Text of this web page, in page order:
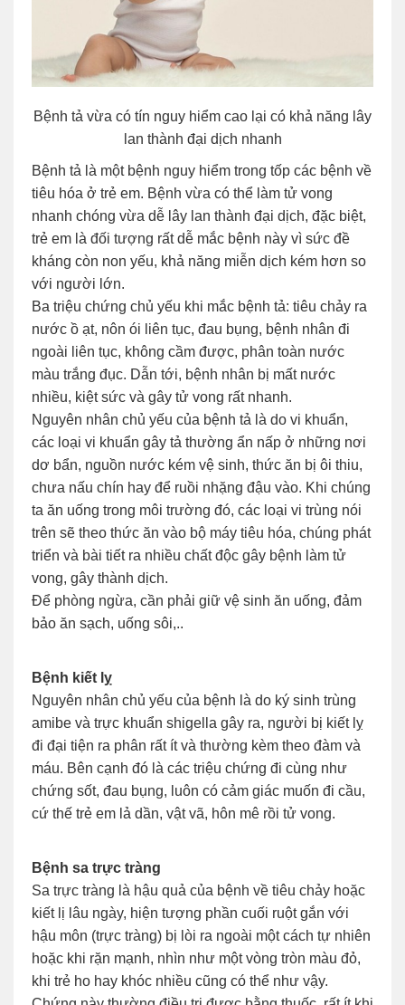
Bệnh tả vừa có tín nguy hiểm cao lại có khả năng lây
lan thành đại dịch nhanh
Bệnh tả là một bệnh nguy hiểm trong tốp các bệnh về
tiêu hóa ở trẻ em. Bệnh vừa có thể làm tử vong
nhanh chóng vừa dễ lây lan thành đại dịch, đặc biệt,
trẻ em là đối tượng rất dễ mắc bệnh này vì sức đề
kháng còn non yếu, khả năng miễn dịch kém hơn so
với người lớn.
Ba triệu chứng chủ yếu khi mắc bệnh tả: tiêu chảy ra
nước ồ ạt, nôn ói liên tục, đau bụng, bệnh nhân đi
ngoài liên tục, không cầm được, phân toàn nước
màu trắng đục. Dẫn tới, bệnh nhân bị mất nước
nhiều, kiệt sức và gây tử vong rất nhanh.
Nguyên nhân chủ yếu của bệnh tả là do vi khuẩn,
các loại vi khuẩn gây tả thường ẩn nấp ở những nơi
dơ bẩn, nguồn nước kém vệ sinh, thức ăn bị ôi thiu,
chưa nấu chín hay để ruồi nhặng đậu vào. Khi chúng
ta ăn uống trong môi trường đó, các loại vi trùng nói
trên sẽ theo thức ăn vào bộ máy tiêu hóa, chúng phát
triển và bài tiết ra nhiều chất độc gây bệnh làm tử
vong, gây thành dịch.
Để phòng ngừa, cần phải giữ vệ sinh ăn uống, đảm
bảo ăn sạch, uống sôi,..
Bệnh kiết lỵ
Nguyên nhân chủ yếu của bệnh là do ký sinh trùng
amibe và trực khuẩn shigella gây ra, người bị kiết lỵ
đi đại tiện ra phân rất ít và thường kèm theo đàm và
máu. Bên cạnh đó là các triệu chứng đi cùng như
chứng sốt, đau bụng, luôn có cảm giác muốn đi cầu,
cứ thế trẻ em lả dần, vật vã, hôn mê rồi tử vong.
Bệnh sa trực tràng
Sa trực tràng là hậu quả của bệnh về tiêu chảy hoặc
kiết lị lâu ngày, hiện tượng phần cuối ruột gắn với
hậu môn (trực tràng) bị lòi ra ngoài một cách tự nhiên
hoặc khi rặn mạnh, nhìn như một vòng tròn màu đỏ,
khi trẻ ho hay khóc nhiều cũng có thể như vậy.